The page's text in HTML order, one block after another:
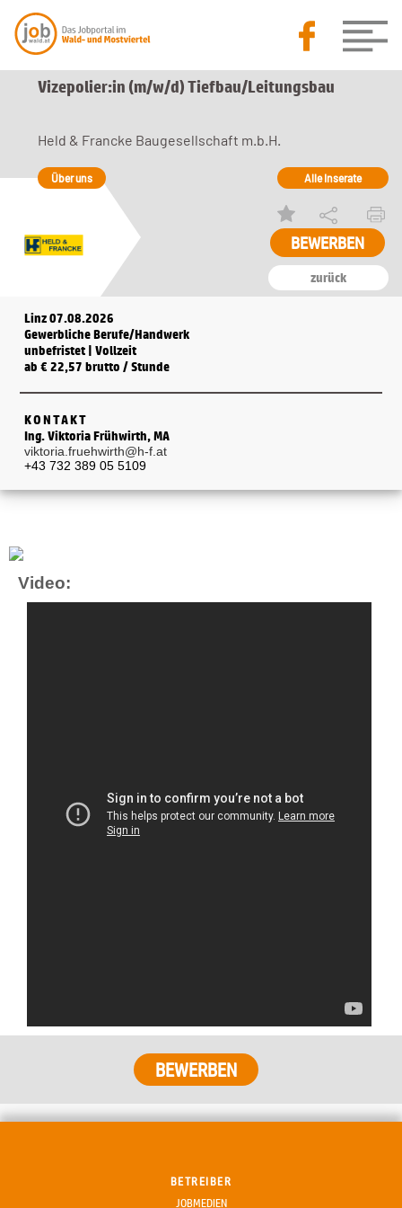
Vizepolier:in (m/w/d) Tiefbau/Leitungsbau
zurück
Held & Francke Baugesellschaft m.b.H.
Über uns Alle Inserate
Linz 07.08.2026
Gewerbliche Berufe/Handwerk
unbefristet | Vollzeit
ab € 22,57 brutto / Stunde
KONTAKT
Ing. Viktoria Frühwirth, MA
viktoria.fruehwirth@h-f.at
+43 732 389 05 5109
Video:
BETREIBER
JOBMEDIEN